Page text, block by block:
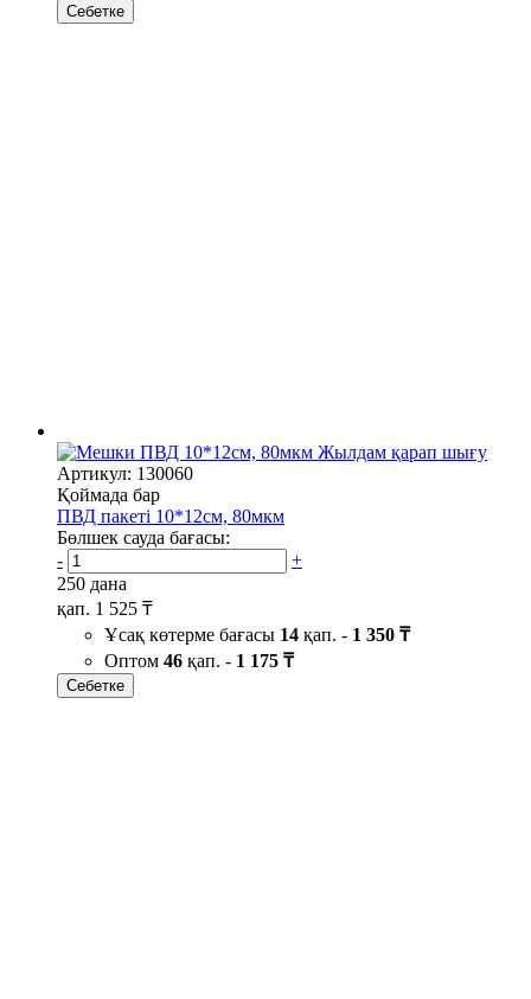
Себетке
Жылдам қарап шығу
Артикул: 130060
Қоймада бар
ПВД пакеті 10*12см, 80мкм
Бөлшек сауда бағасы:
-
+
250 дана
қап. 1 525 ₸
Ұсақ көтерме бағасы 14 қап. - 1 350 ₸
Оптом 46 қап. - 1 175 ₸
Себетке